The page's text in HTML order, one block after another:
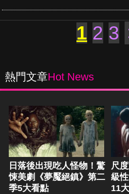
1 2 3
熱門文章Hot News
日落後出現吃人怪物！驚
悚美劇《夢魘絕鎮》第二
季5大看點
尺
級
11